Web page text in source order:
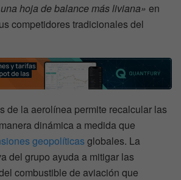
hoja de balance más liviana» en
competidores tradicionales del
de la aerolínea permite recalcular las
dinámica a medida que
geopolíticasglobales. La
del grupo ayuda a mitigar las
combustible de aviación que